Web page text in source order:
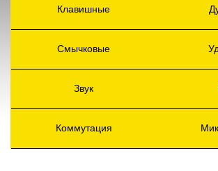
Клавишные
Смычковые
Звук
Коммутация